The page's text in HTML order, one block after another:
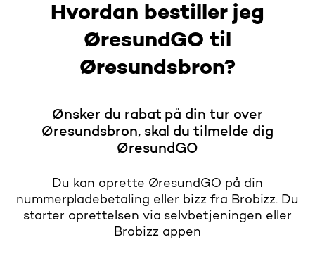
Hvordan bestiller jeg
ØresundGO til
Øresundsbron?
Ønsker du rabat på din tur over
Øresundsbron, skal du tilmelde dig
ØresundGO
Du kan oprette ØresundGO på din
nummerpladebetaling eller bizz fra Brobizz. Du
starter oprettelsen via selvbetjeningen eller
Brobizz appen